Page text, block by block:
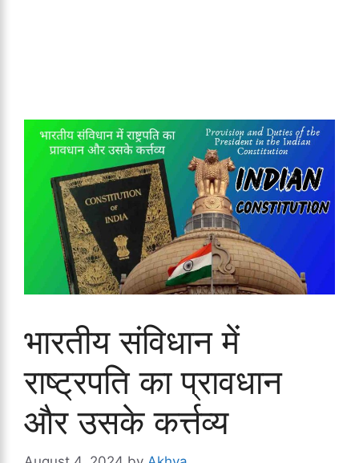
भारतीय संविधान में
राष्ट्रपति का प्रावधान
और उसके कर्त्तव्य